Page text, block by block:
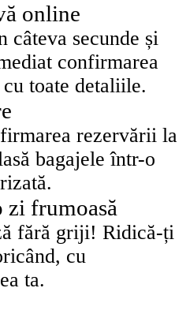
online
câteva secunde și
confirmarea
toate detaliile.
rezervării la
bagajele într-o
zi frumoasă
fără griji! Ridică-ți
cu
ta.